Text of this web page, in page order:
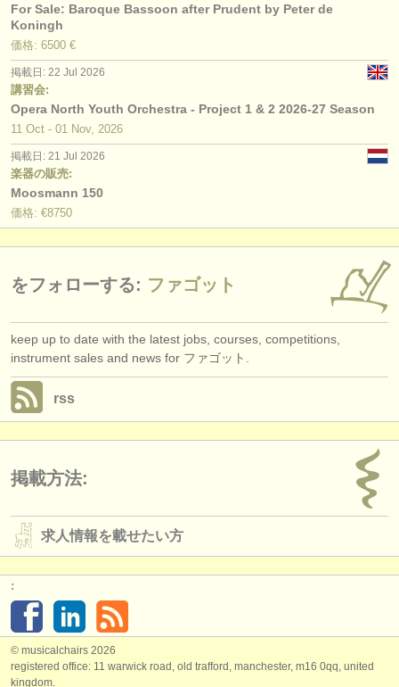
For Sale: Baroque Bassoon after Prudent by Peter de
Koningh
価格: 6500 €
掲載日: 22 Jul 2026
講習会:
Opera North Youth Orchestra - Project 1 & 2 2026-27 Season
11 Oct - 01 Nov, 2026
掲載日: 21 Jul 2026
楽器の販売:
Moosmann 150
価格: €8750
をフォローする: ファゴット
keep up to date with the latest jobs, courses, competitions,
instrument sales and news for ファゴット.
rss
掲載方法:
求人情報を載せたい方
:
© musicalchairs 2026
registered office: 11 warwick road, old trafford, manchester, m16 0qq, united
kingdom.